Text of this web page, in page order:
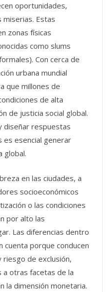
oportunidades,
Estas
zonas físicas
como slums
Con cerca de
urbana mundial
que millones de
de alta
de justicia social global.
diseñar respuestas
es esencial generar
global.
en las ciudades, a
socioeconómicos
o las condiciones
por alto las
Las diferencias dentro
cuenta porque conducen
riesgo de exclusión,
a otras facetas de la
la dimensión monetaria.